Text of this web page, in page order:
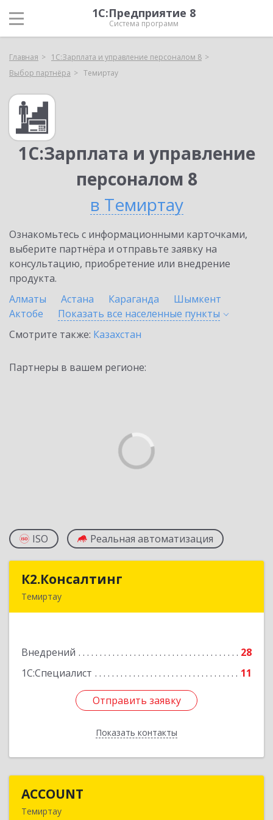
1С:Предприятие 8
Система программ
Главная
1С:Зарплата и управление персоналом 8
Выбор партнёра
Темиртау
1С:Зарплата и управление
персоналом 8
в Темиртау
Ознакомьтесь с информационными карточками,
выберите партнёра и отправьте заявку на
консультацию, приобретение или внедрение
продукта.
Алматы
Астана Караганда
Шымкент
Актобе
Показать все населенные пункты
Смотрите также: Казахстан
Партнеры в вашем регионе:
ISO Реальная автоматизация
К2.Консалтинг
Темиртау
Внедрений
28
1С:Специалист
11
Отправить заявку
Показать контакты
Подробнее
Отправить заявку
Назад
ACCOUNT
Темиртау